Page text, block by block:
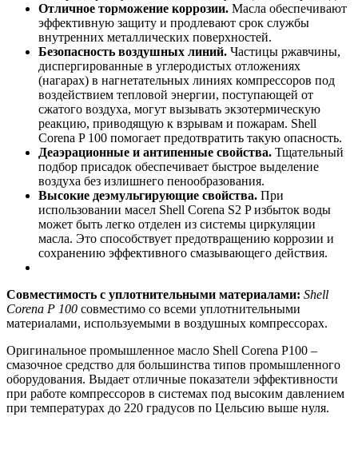
Отличное торможение коррозии. Масла обеспечивают
эффективную защиту и продлевают срок службы
внутренних металлических поверхностей.
Безопасность воздушных линий. Частицы ржавчины,
диспергированные в углеродистых отложениях
(нагарах) в нагнетательных линиях компрессоров под
воздействием тепловой энергии, поступающей от
сжатого воздуха, могут вызывать экзотермическую
реакцию, приводящую к взрывам и пожарам. Shell
Corena P 100 помогает предотвратить такую опасность.
Деаэрационные и антипенные свойства. Тщательный
подбор присадок обеспечивает быстрое выделение
воздуха без излишнего пенообразования.
Высокие деэмульгирующие свойства. При
использовании масел Shell Corena S2 P избыток воды
может быть легко отделен из системы циркуляции
масла. Это способствует предотвращению коррозии и
сохранению эффективного смазывающего действия.
Совместимость с уплотнительными материалами: Shell
Corena P 100 совместимо со всеми уплотнительными
материалами, используемыми в воздушных компрессорах.
Оригинальное промышленное масло Shell Corena P100 –
смазочное средство для большинства типов промышленного
оборудования. Выдает отличные показатели эффективности
при работе компрессоров в системах под высоким давлением
при температурах до 220 градусов по Цельсию выше нуля.